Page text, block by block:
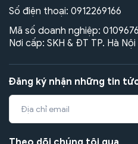
Số điện thoại: 0912269166
Mã số doanh nghiệp:
Nơi cấp: SKH & ĐT TP. Hà Nội
Đăng ký nhận những tin